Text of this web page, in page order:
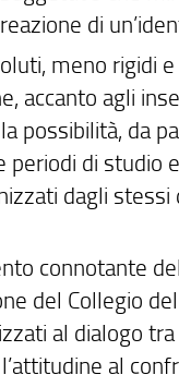
di
meno rigidi
accanto agli
possibilità, da
periodi di
dagli
connotante
del Collegio
al dialogo
al